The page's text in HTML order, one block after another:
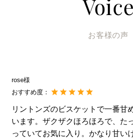
お客様の声
rose様
おすすめ度：
リントンズのビスケットで一番甘
います。ザクザクほろほろで、た
っていてお気に入り。かなり甘い